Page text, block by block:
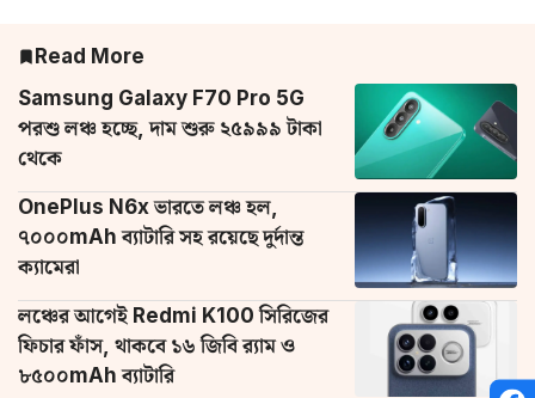
Read More
Samsung Galaxy F70 Pro 5G
পরশু লঞ্চ হচ্ছে, দাম শুরু ২৫৯৯৯ টাকা
থেকে
OnePlus N6x ভারতে লঞ্চ হল,
৭০০০mAh ব্যাটারি সহ রয়েছে দুর্দান্ত
ক্যামেরা
লঞ্চের আগেই Redmi K100 সিরিজের
ফিচার ফাঁস, থাকবে ১৬ জিবি র‌্যাম ও
৮৫০০mAh ব্যাটারি